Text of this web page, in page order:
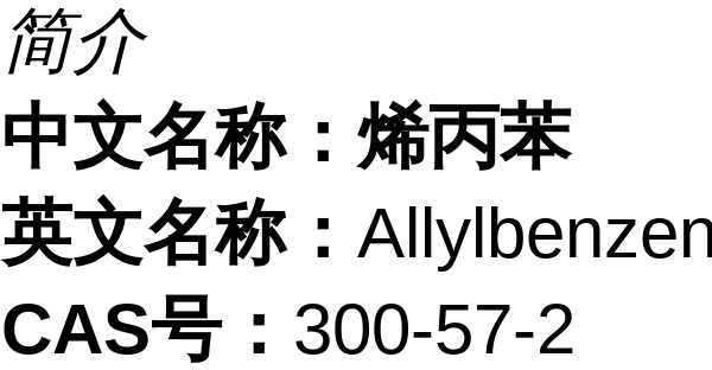
简介
中文名称：烯丙苯
英文名称：
CAS号： 300-57-2